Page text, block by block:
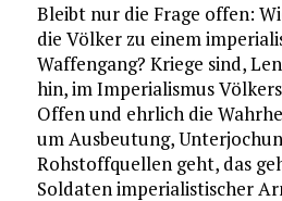
Bleibt nur die Frage offen:
die Völker zu einem
Waffengang? Kriege sind,
hin, im Imperialismus
Offen und ehrlich die
um Ausbeutung,
Rohstoffquellen geht, das
Soldaten imperialistischer